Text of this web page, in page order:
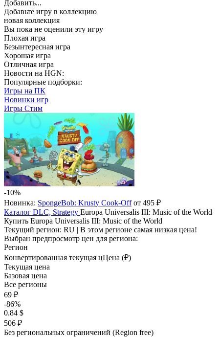
Добавить...
Добавьте игру в коллекцию
новая коллекция
Вы пока не оценили эту игру
Плохая игра
Безынтересная игра
Хорошая игра
Отличная игра
Новости на HGN:
Популярные подборки:
Игры на ПК
Новинки игр
Игры Стим
-10%
Новинка: SpongeBob: Krusty Cook-Offот 495 ₽
Каталог DLC, Strategy Europa Universalis III: Music of the World
Купить Europa Universalis III: Music of the World
Текущий регион: RU | В этом регионе самая низкая цена!
Выбран предпросмотр цен для региона:
Регион
Конвертированная текущая цЦена (₽)
Текущая цена
Базовая цена
Все регионы
69 ₽
-86%
0.84 $
506 ₽
Без региональных ограничений (Region free)